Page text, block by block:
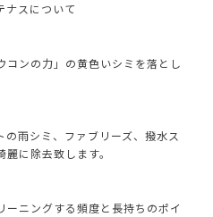
ナスについて
コンの力」の黄色いシミを落とし
の雨シミ、ファブリーズ、撥水ス
に除去致します。
ーニングする頻度と長持ちのポイ